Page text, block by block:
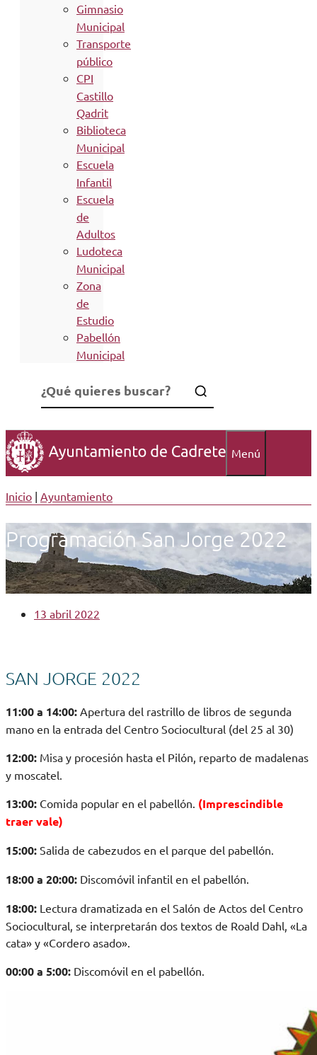
Gimnasio
Municipal
Transporte
público
CPI
Castillo
Qadrit
Biblioteca
Municipal
Escuela
Infantil
Escuela
de
Adultos
Ludoteca
Municipal
Zona
de
Estudio
Pabellón
Municipal
Menú
Inicio | Ayuntamiento
Programación San Jorge 2022
13 abril 2022
SAN JORGE 2022
11:00 a 14:00: Apertura del rastrillo de libros de segunda
mano en la entrada del Centro Sociocultural (del 25 al 30)
12:00: Misa y procesión hasta el Pilón, reparto de madalenas
y moscatel.
13:00: Comida popular en el pabellón. (Imprescindible
traer vale)
15:00: Salida de cabezudos en el parque del pabellón.
18:00 a 20:00: Discomóvil infantil en el pabellón.
18:00: Lectura dramatizada en el Salón de Actos del Centro
Sociocultural, se interpretarán dos textos de Roald Dahl, «La
cata» y «Cordero asado».
00:00 a 5:00: Discomóvil en el pabellón.